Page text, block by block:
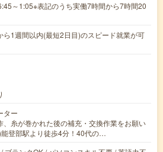
～1:05※表記のうち実働7時間から7時間20
ら1週間以内(最短2日目)のスピード就業が可
ター
、糸が巻かれた後の補充・交換作業をお願い
能登部駅より徒歩4分！40代の…